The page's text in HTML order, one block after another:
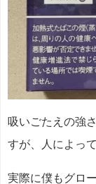
吸いごたえの強
すが、人によっ
実際に僕もグロ